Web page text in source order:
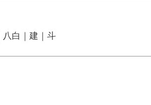
八白｜建｜斗